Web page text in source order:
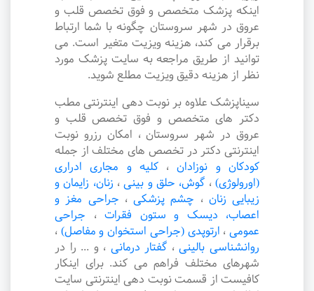
اینکه پزشک متخصص و فوق تخصص قلب و
عروق در شهر سروستان چگونه با شما ارتباط
برقرار می کند، هزینه ویزیت متغیر است. می
توانید از طریق مراجعه به سایت پزشک مورد
نظر از هزینه دقیق ویزیت مطلع شوید.
سیناپزشک علاوه بر نوبت دهی اینترنتی مطب
دکتر های متخصص و فوق تخصص قلب و
عروق در شهر سروستان ، امکان رزرو نوبت
اینترنتی دکتر در تخصص های مختلف از جمله
کودکان و نوزادان ،کلیه و مجاری ادراری
(اورولوژی) ، گوش، حلق و بینی ، زنان، زایمان و
زیبایی زنان ، چشم پزشکی ، جراحی مغز و
اعصاب، دیسک و ستون فقرات ، جراحی
عمومی ، ارتوپدی (جراحی استخوان و مفاصل) ،
روانشناسی بالینی ، گفتار درمانی ، و ... را در
شهرهای مختلف فراهم می کند. برای اینکار
کافیست از قسمت نوبت دهی اینترنتی سایت